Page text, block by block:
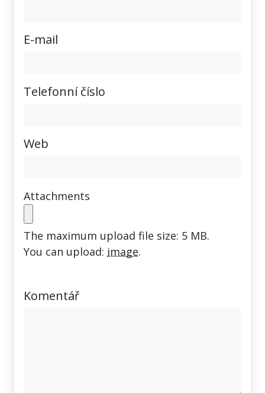
Komentář
E-mail
Telefonní číslo
Web
Attachments
The maximum upload file size: 5 MB.
You can upload: image.